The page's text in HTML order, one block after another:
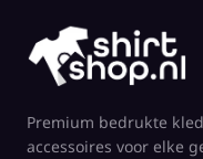
Premium bedrukte
accessoires voor elke